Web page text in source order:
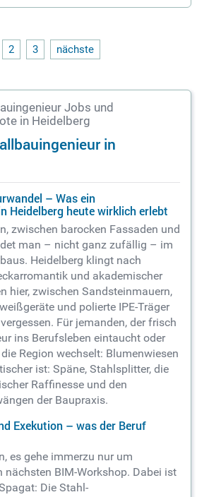
2 3 nächste
Jobs und
in Heidelberg
in
– Was ein
Heidelberg heute wirklich erlebt
zwischen barocken Fassaden und
man – nicht ganz zufällig – im
Heidelberg klingt nach
und akademischer
hier, zwischen Sandsteinmauern,
und polierte IPE-Träger
Für jemanden, der frisch
ins Berufsleben eintaucht oder
Region wechselt: Blumenwiesen
ist: Späne, Stahlsplitter, die
Raffinesse und den
der Baupraxis.
Exekution – was der Beruf
es gehe immerzu nur um
nächsten BIM-Workshop. Dabei ist
Die Stahl-